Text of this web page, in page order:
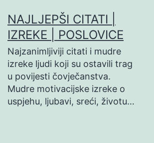
na
sadržaj
NAJLJEPŠI CITATI |
IZREKE | POSLOVICE
Najzanimljiviji citati i mudre
izreke ljudi koji su ostavili trag
u povijesti čovječanstva.
Mudre motivacijske izreke o
uspjehu, ljubavi, sreći, životu…